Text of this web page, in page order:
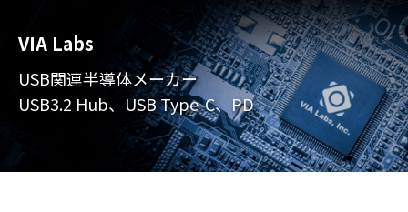
VIA Labs
USB関連半導体メーカー
USB3.2 Hub、USB Type-C、PD